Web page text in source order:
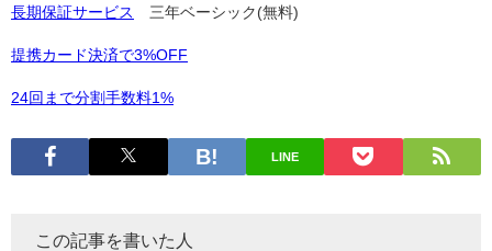
長期保証サービス 三年ベーシック(無料)
提携カード決済で3%OFF
24回まで分割手数料1%
LINE
この記事を書いた人